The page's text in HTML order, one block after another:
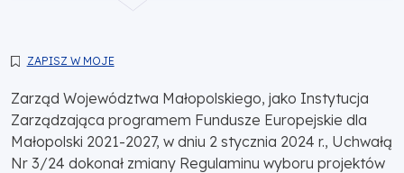
ZAPISZ W MOJE
Zarząd Województwa Małopolskiego, jako Instytucja
Zarządzająca programem Fundusze Europejskie dla
Małopolski 2021-2027, w dniu 2 stycznia 2024 r., Uchwałą
Nr 3/24 dokonał zmiany Regulaminu wyboru projektów